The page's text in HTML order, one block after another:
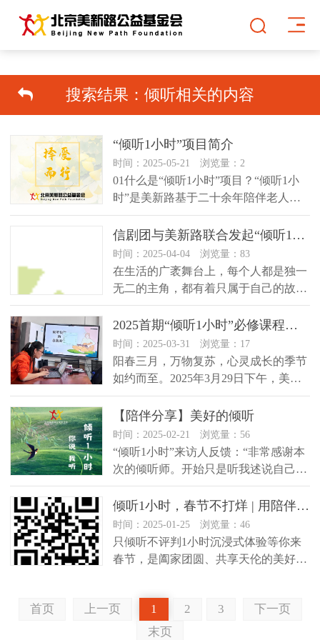
搜索结果： 倾听相关的内容
“倾听1小时”项目简介
时间：2025-05-21 浏览量：2
01什么是“倾听1小时”项目？“倾听1小
时”是美新路基于二十余年陪伴老人与
青少年的丰富经验，以及始终...
信剧团与美新路联合发起“倾听1小时”公益行动：倾听专属于你的故事！
时间：2025-04-04 浏览量：83
在生活的广袤舞台上，每个人都是独一
无二的主角，都有着只属于自己的故
事。你是否曾渴望有个空间，能毫无
保...
2025首期“倾听1小时”必修课程开启心灵成长之旅
时间：2025-03-31 浏览量：17
阳春三月，万物复苏，心灵成长的季节
如约而至。2025年3月29日下午，美新
路首期“倾听1小时”项目必...
【陪伴分享】美好的倾听
时间：2025-02-21 浏览量：56
“倾听1小时”来访人反馈：“非常感谢本
次的倾听师。开始只是听我述说自己的
故事，后面感觉到我光说自己的...
倾听1小时，春节不打烊 | 用陪伴温暖新春
时间：2025-01-25 浏览量：46
只倾听不评判1小时沉浸式体验等你来
春节，是阖家团圆、共享天伦的美好时
首页 上一页 1 2 3
下一页
末页